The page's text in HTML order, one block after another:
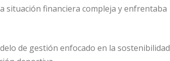
situación financiera compleja y enfrentaba
de gestión enfocado en la sostenibilidad